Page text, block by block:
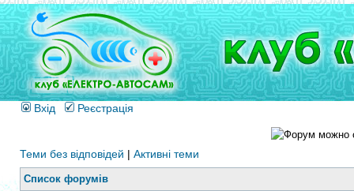
Вхід Реєстрація
Теми без відповідей | Активні теми
Список форумів